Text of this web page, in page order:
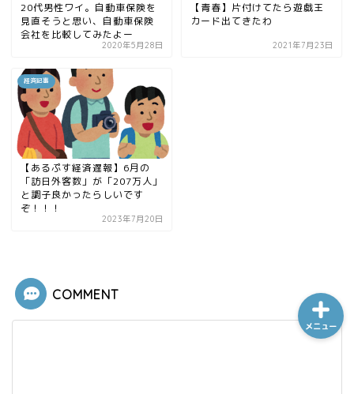
20代男性ワイ。自動車保険を
見直そうと思い、自動車保険
会社を比較してみたよー
2020年5月28日
【青春】片付けてたら遊戯王
カード出てきたわ
2021年7月23日
経済記事
【あるぷす経済遅報】6月の
「訪日外客数」が「207万人」
と調子良かったらしいです
ぞ！！！
2023年7月20日
COMMENT
メニュー